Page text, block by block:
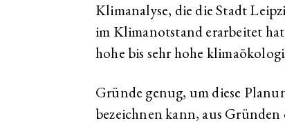
Klimanalyse, die die Stadt
im Klimanotstand erarbeitet
hohe bis sehr hohe
Gründe genug, um diese
bezeichnen kann, aus